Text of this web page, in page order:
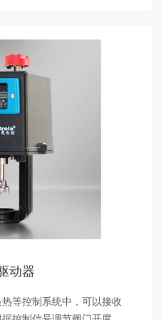
动器
等控制系统中，可以接收